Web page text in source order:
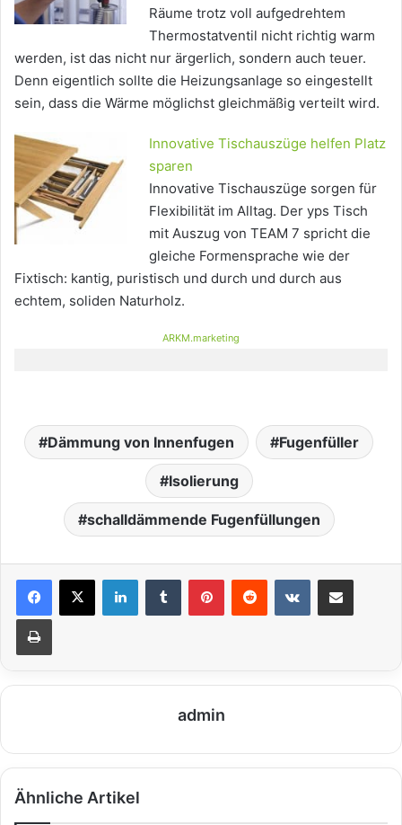
Räume trotz voll aufgedrehtem
Thermostatventil nicht richtig warm
werden, ist das nicht nur ärgerlich, sondern auch teuer.
Denn eigentlich sollte die Heizungsanlage so eingestellt
sein, dass die Wärme möglichst gleichmäßig verteilt wird.
Innovative Tischauszüge helfen Platz
sparen
Innovative Tischauszüge sorgen für
Flexibilität im Alltag. Der yps Tisch
mit Auszug von TEAM 7 spricht die
gleiche Formensprache wie der
Fixtisch: kantig, puristisch und durch und durch aus
echtem, soliden Naturholz.
ARKM.marketing
Dämmung von Innenfugen Fugenfüller
Isolierung
schalldämmende Fugenfüllungen
admin
Ähnliche Artikel